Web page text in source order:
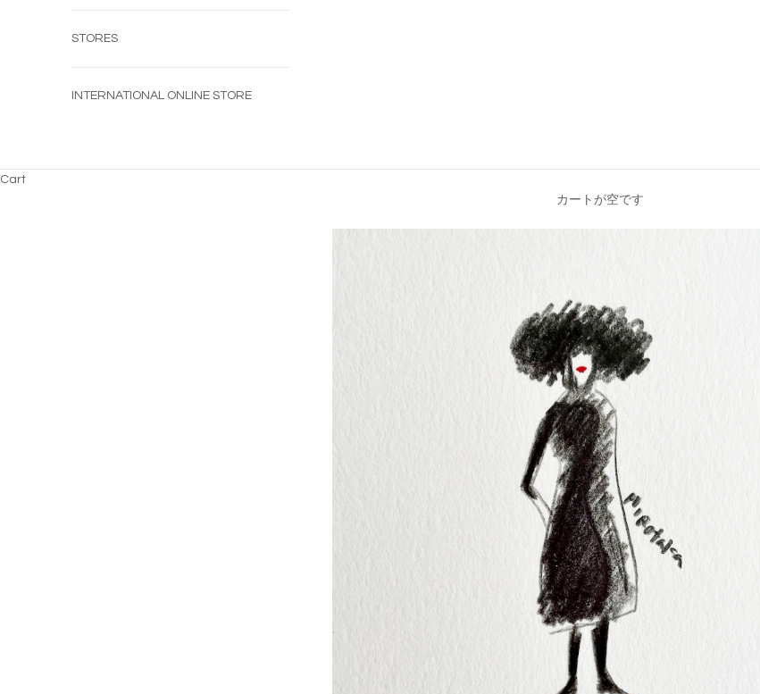
STORES
INTERNATIONAL ONLINE STORE
Cart
カートが空です